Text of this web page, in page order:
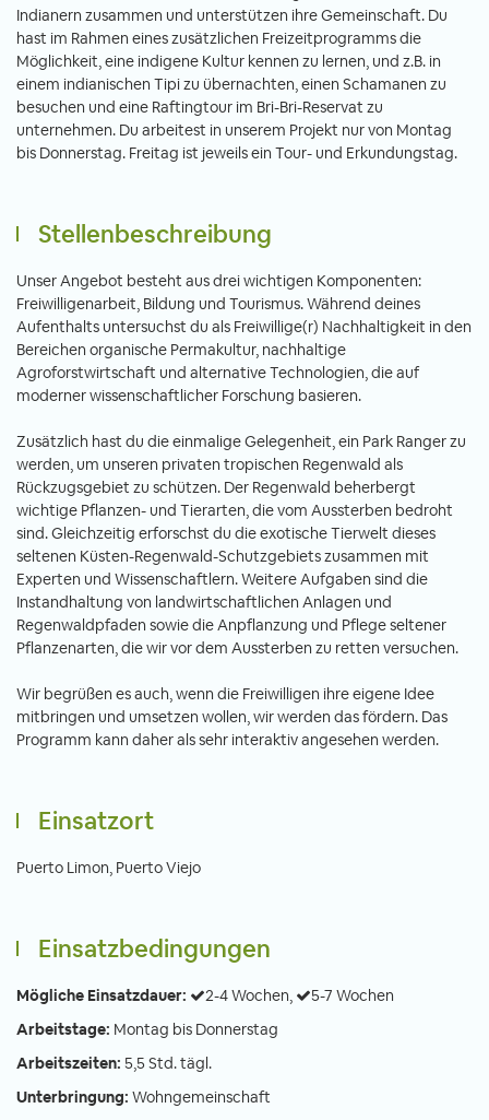
Indianern zusammen und unterstützen ihre Gemeinschaft. Du
hast im Rahmen eines zusätzlichen Freizeitprogramms die
Möglichkeit, eine indigene Kultur kennen zu lernen, und z.B. in
einem indianischen Tipi zu übernachten, einen Schamanen zu
besuchen und eine Raftingtour im Bri-Bri-Reservat zu
unternehmen. Du arbeitest in unserem Projekt nur von Montag
bis Donnerstag. Freitag ist jeweils ein Tour- und Erkundungstag.
Stellenbeschreibung
Unser Angebot besteht aus drei wichtigen Komponenten:
Freiwilligenarbeit, Bildung und Tourismus. Während deines
Aufenthalts untersuchst du als Freiwillige(r) Nachhaltigkeit in den
Bereichen organische Permakultur, nachhaltige
Agroforstwirtschaft und alternative Technologien, die auf
moderner wissenschaftlicher Forschung basieren.
Zusätzlich hast du die einmalige Gelegenheit, ein Park Ranger zu
werden, um unseren privaten tropischen Regenwald als
Rückzugsgebiet zu schützen. Der Regenwald beherbergt
wichtige Pflanzen- und Tierarten, die vom Aussterben bedroht
sind. Gleichzeitig erforschst du die exotische Tierwelt dieses
seltenen Küsten-Regenwald-Schutzgebiets zusammen mit
Experten und Wissenschaftlern. Weitere Aufgaben sind die
Instandhaltung von landwirtschaftlichen Anlagen und
Regenwaldpfaden sowie die Anpflanzung und Pflege seltener
Pflanzenarten, die wir vor dem Aussterben zu retten versuchen.
Wir begrüßen es auch, wenn die Freiwilligen ihre eigene Idee
mitbringen und umsetzen wollen, wir werden das fördern. Das
Programm kann daher als sehr interaktiv angesehen werden.
Einsatzort
Puerto Limon, Puerto Viejo
Einsatzbedingungen
Mögliche Einsatzdauer: 2-4 Wochen,
5-7 Wochen
Arbeitstage: Montag bis Donnerstag
Arbeitszeiten: 5,5 Std. tägl.
Unterbringung: Wohngemeinschaft